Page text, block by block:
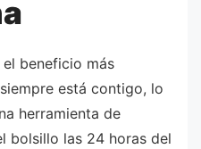
beneficio más
está contigo, lo
herramienta de
bolsillo las 24 horas del